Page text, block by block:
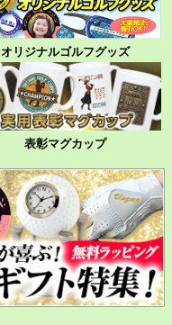
オリジナルゴルフグッズ
表彰マグカップ